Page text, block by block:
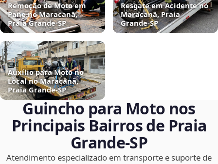
Remoção de Moto em
Pane no Maracanã,
Praia Grande‑SP
Resgate em Acidente no
Maracanã, Praia
Grande‑SP
Auxílio para Moto no
Local no Maracanã,
Praia Grande‑SP
Guincho para Moto nos
Principais Bairros de Praia
Grande‑SP
Atendimento especializado em transporte e suporte de